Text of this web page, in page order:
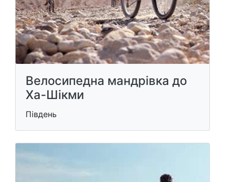
Велосипедна мандрівка до
Ха-Шікми
Південь